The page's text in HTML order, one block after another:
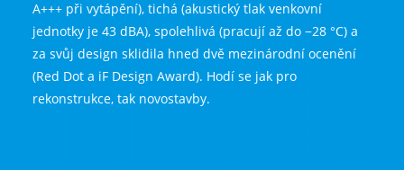
A+++ při vytápění), tichá (akustický tlak venkovní
jednotky je 43 dBA), spolehlivá (pracují až do −28 °C) a
za svůj design sklidila hned dvě mezinárodní ocenění
(Red Dot a iF Design Award). Hodí se jak pro
rekonstrukce, tak novostavby.